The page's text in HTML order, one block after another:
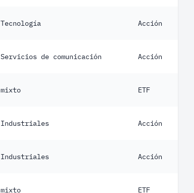
Tecnología Acción
Servicios de comunicación Acción
mixto ETF
Industriales Acción
Industriales Acción
mixto ETF